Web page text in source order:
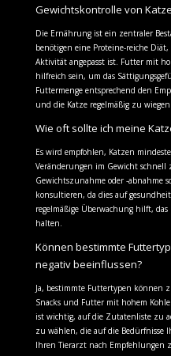
Gewichtskontrolle von
Die Ernährung ist ein zentraler
benötigen eine Proteine-reiche
Aktivität angepasst ist. Futter mit
hilfreich sein, um das
Futtermenge entsprechend den
und die Katze regelmäßig zu wiegen.
Wie oft sollte ich meine
Es wird empfohlen, Katzen
Veränderungen im Gewicht schnell
Gewichtszunahme oder -abnahme
konsultieren, da dies auf
regelmäßige Überwachung hilft,
halten.
Können bestimmte
negativ beeinflussen?
Ja, bestimmte Futtertypen können
Snacks und Futter mit hohem
ist wichtig, auf die Zutatenliste zu
zu wählen, die auf die Bedürfnisse
Ihren Tierarzt nach Empfehlungen